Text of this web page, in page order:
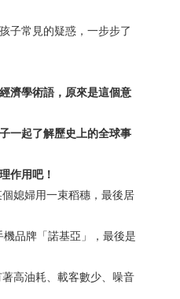
子常見的疑惑，一步步了
濟學術語，原來是這個意
一起了解歷史上的全球事
作用吧！
媳婦用一束稻穗，最後居
機品牌「諾基亞」，最後是
高油耗、載客數少、噪音